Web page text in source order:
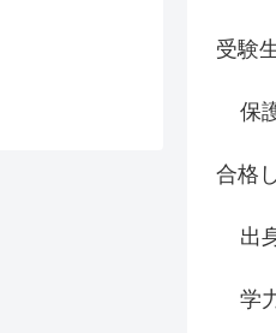
受験
保
合格
出
学